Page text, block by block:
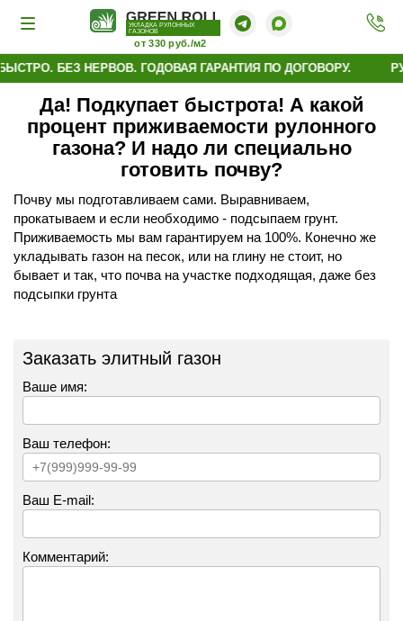
УКЛАДКА РУЛОННЫХ
ГАЗОНОВ
от 330 руб./м2
Перезвонить Вызвать замерщика
БЕЗ НЕРВОВ. ГОДОВАЯ ГАРАНТИЯ ПО ДОГОВОРУ.
Да! Подкупает быстрота! А какой
процент приживаемости рулонного
газона? И надо ли специально
готовить почву?
Почву мы подготавливаем сами. Выравниваем,
прокатываем и если необходимо - подсыпаем грунт.
Приживаемость мы вам гарантируем на 100%. Конечно же
укладывать газон на песок, или на глину не стоит, но
бывает и так, что почва на участке подходящая, даже без
подсыпки грунта
Заказать элитный газон
Ваше имя:
Ваш телефон:
Ваш E-mail:
Комментарий: